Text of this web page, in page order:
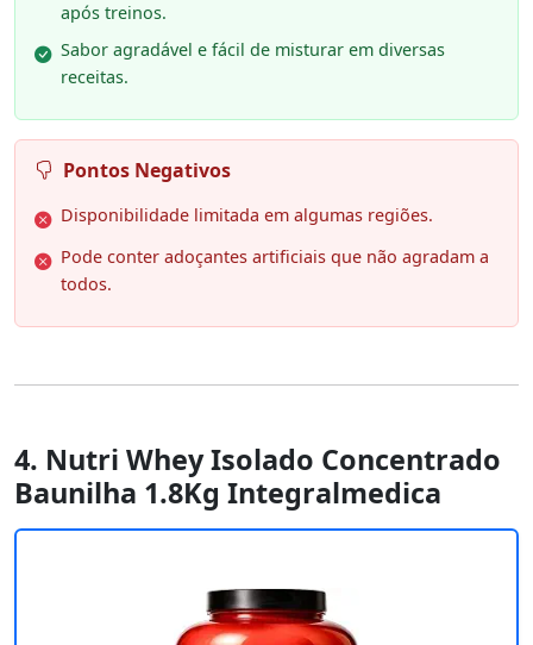
após treinos.
Sabor agradável e fácil de misturar em diversas
receitas.
Pontos Negativos
Disponibilidade limitada em algumas regiões.
Pode conter adoçantes artificiais que não agradam a
todos.
4. Nutri Whey Isolado Concentrado
Baunilha 1.8Kg Integralmedica